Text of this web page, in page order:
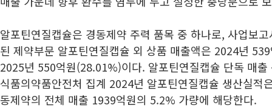
알포틴연질캡슐은 경동제약 주력 품목 중 하나로, 사업보
된 제약부문 알포틴연질캡슐 외 상품 매출액은 2024년
2025년 550억원(28.01%)이다. 알포틴연질캡슐 단독 매
식품의약품안전처 집계 2024년 알포틴연질캡슐 생산실적
동제약의 전체 매출 1939억원의 5.2% 가량에 해당한다.